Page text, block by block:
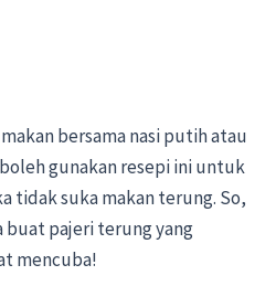
bersama nasi putih atau
gunakan resepi ini untuk
tidak suka makan terung. So,
buat pajeri terung yang
mencuba!